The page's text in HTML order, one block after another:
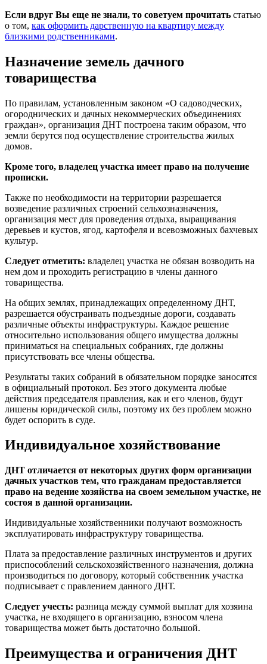
Если вдруг Вы еще не знали, то советуем прочитать статью
о том, как оформить дарственную на квартиру между
близкими родственниками.
Назначение земель дачного
товарищества
По правилам, установленным законом «О садоводческих,
огороднических и дачных некоммерческих объединениях
граждан», организация ДНТ построена таким образом, что
земли берутся под осуществление строительства жилых
домов.
Кроме того, владелец участка имеет право на получение
прописки.
Также по необходимости на территории разрешается
возведение различных строений сельхозназначения,
организация мест для проведения отдыха, выращивания
деревьев и кустов, ягод, картофеля и всевозможных бахчевых
культур.
Следует отметить: владелец участка не обязан возводить на
нем дом и проходить регистрацию в члены данного
товарищества.
На общих землях, принадлежащих определенному ДНТ,
разрешается обустраивать подъездные дороги, создавать
различные объекты инфраструктуры. Каждое решение
относительно использования общего имущества должны
приниматься на специальных собраниях, где должны
присутствовать все члены общества.
Результаты таких собраний в обязательном порядке заносятся
в официальный протокол. Без этого документа любые
действия председателя правления, как и его членов, будут
лишены юридической силы, поэтому их без проблем можно
будет оспорить в суде.
Индивидуальное хозяйствование
ДНТ отличается от некоторых других форм организации
дачных участков тем, что гражданам предоставляется
право на ведение хозяйства на своем земельном участке, не
состоя в данной организации.
Индивидуальные хозяйственники получают возможность
эксплуатировать инфраструктуру товарищества.
Плата за предоставление различных инструментов и других
приспособлений сельскохозяйственного назначения, должна
производиться по договору, который собственник участка
подписывает с правлением данного ДНТ.
Следует учесть: разница между суммой выплат для хозяина
участка, не входящего в организацию, взносом члена
товарищества может быть достаточно большой.
Преимущества и ограничения ДНТ